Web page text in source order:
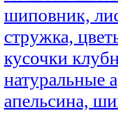
шиповник,
стружка,
кусочки
натуральные
апельсина,